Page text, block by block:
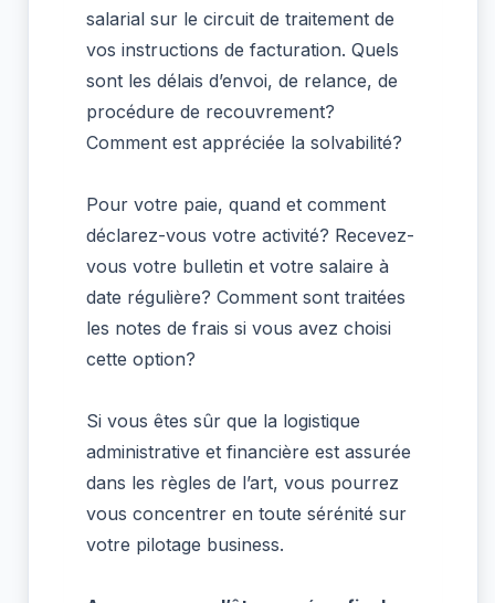
salarial sur le circuit de traitement de
vos instructions de facturation. Quels
sont les délais d’envoi, de relance, de
procédure de recouvrement?
Comment est appréciée la solvabilité?
Pour votre paie, quand et comment
déclarez-vous votre activité? Recevez-
vous votre bulletin et votre salaire à
date régulière? Comment sont traitées
les notes de frais si vous avez choisi
cette option?
Si vous êtes sûr que la logistique
administrative et financière est assurée
dans les règles de l’art, vous pourrez
vous concentrer en toute sérénité sur
votre pilotage business.